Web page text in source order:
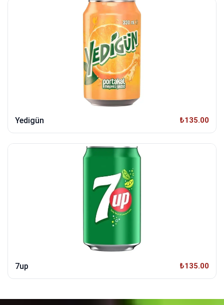
Yedigün ₺135.00
7up ₺135.00